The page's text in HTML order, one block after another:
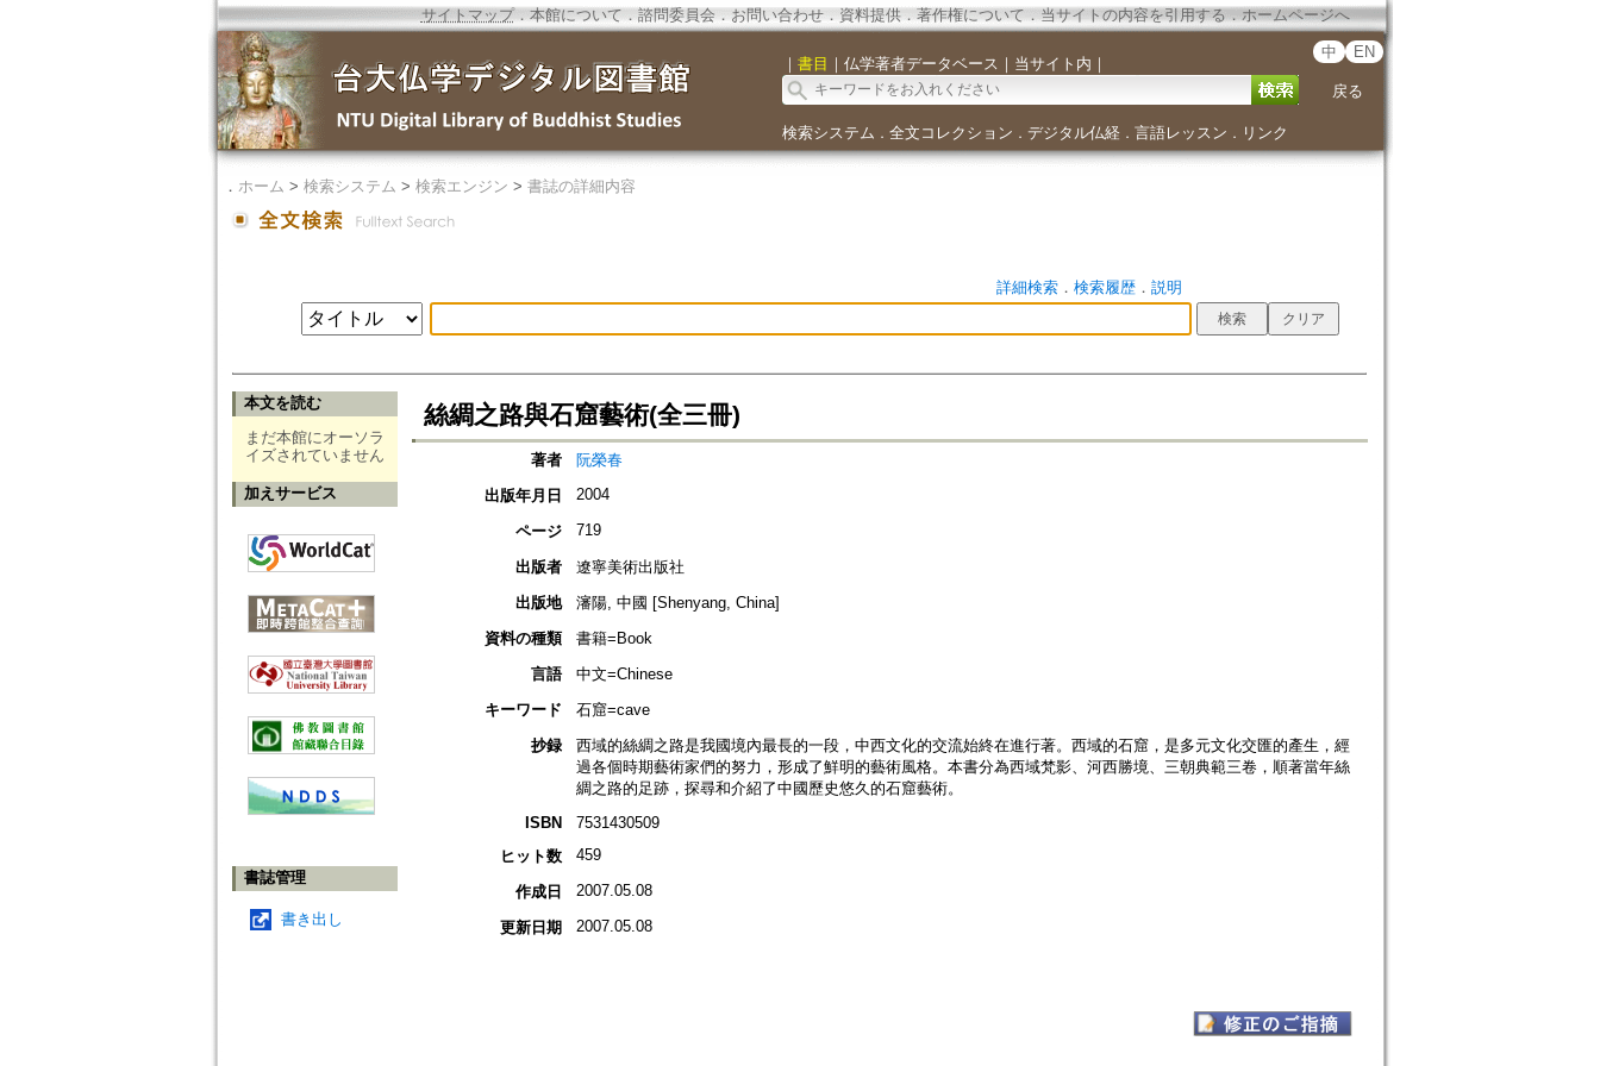
サイトマップ．本館について ． 諮問委員会． お問い合わせ． 資料提供． 著作権について．当サイトの内容を引用する ． ホームページへ
｜ 書目 ｜ 仏学著者データベース ｜ 当サイト内 ｜
中 EN
戻る
検索システム ． 全文コレクション ． デジタル仏経． 言語レッスン ． リンク
． ホーム > 検索システム > 検索エンジン > 書誌の詳細内容
詳細検索． 検索履歴． 説明
本文を読む
まだ本館にオーソラ
イズされていません
加えサービス
書誌管理
書き出し
絲綢之路與石窟藝術(全三冊)
著者
阮榮春
出版年月日
2004
ページ 719
出版者
遼寧美術出版社
出版地
瀋陽, 中國 [Shenyang, China]
資料の種類
書籍=Book
言語
中文=Chinese
キーワード
石窟=cave
抄録
西域的絲綢之路是我國境內最長的一段，中西文化的交流始終在進行著。西域的石窟，是多元文化交匯的產生，經
過各個時期藝術家們的努力，形成了鮮明的藝術風格。本書分為西域梵影、河西勝境、三朝典範三卷，順著當年絲
綢之路的足跡，探尋和介紹了中國歷史悠久的石窟藝術。
ISBN
7531430509
ヒット数
459
作成日 2007.05.08
更新日期 2007.05.08